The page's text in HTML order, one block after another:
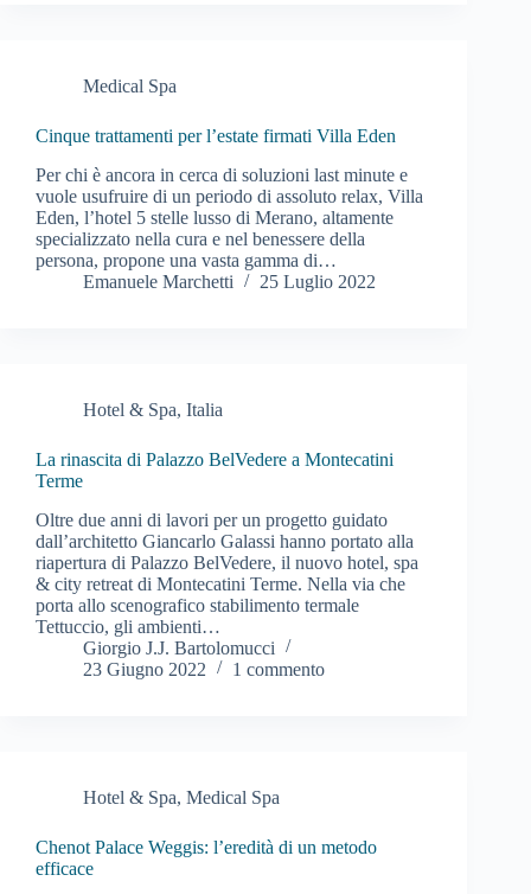
Medical Spa
Cinque trattamenti per l’estate firmati Villa Eden
Per chi è ancora in cerca di soluzioni last minute e
vuole usufruire di un periodo di assoluto relax, Villa
Eden, l’hotel 5 stelle lusso di Merano, altamente
specializzato nella cura e nel benessere della
persona, propone una vasta gamma di…
Emanuele Marchetti
25 Luglio 2022
Hotel & Spa, Italia
La rinascita di Palazzo BelVedere a Montecatini
Terme
Oltre due anni di lavori per un progetto guidato
dall’architetto Giancarlo Galassi hanno portato alla
riapertura di Palazzo BelVedere, il nuovo hotel, spa
& city retreat di Montecatini Terme. Nella via che
porta allo scenografico stabilimento termale
Tettuccio, gli ambienti…
Giorgio J.J. Bartolomucci
23 Giugno 2022
1 commento
Hotel & Spa, Medical Spa
Chenot Palace Weggis: l’eredità di un metodo
efficace